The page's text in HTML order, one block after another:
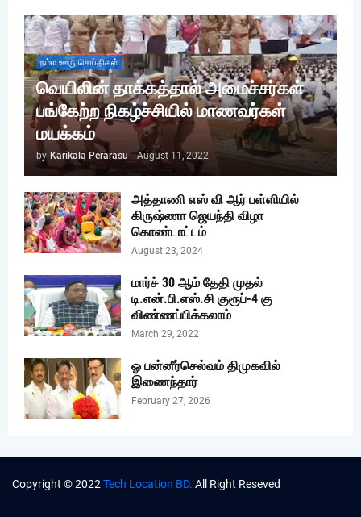
நம்ம ஊரு செய்திகள்
வெயிலின் தாக்கத்தால் அமைச்சர்கள்
பங்கேற்ற நிகழ்ச்சியில் மாணவர்கள்
மயக்கம்
by Karikala Perarasu - August 11, 2022
அத்தாணி எஸ் வி ஆர் பள்ளியில்
கிருஷ்ணா ஜெயந்தி விழா
கொண்டாட்டம்
August 23, 2024
மார்ச் 30 ஆம் தேதி முதல்
டி.என்.பி.எஸ்.சி குரூப்-4 கு
விண்ணப்பிக்கலாம்
March 29, 2022
ஓ பன்னீர்செல்வம் திமுகவில்
இணைந்தார்
February 27, 2026
Copyright © 2022 Tech Location BD. All Right Reseved